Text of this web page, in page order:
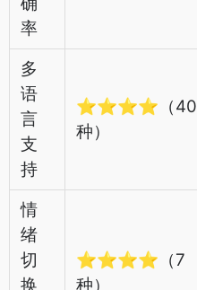
率
多
语
言
支
持
⭐⭐⭐⭐（40
种）
情
绪
切
换
⭐⭐⭐⭐（7
种）